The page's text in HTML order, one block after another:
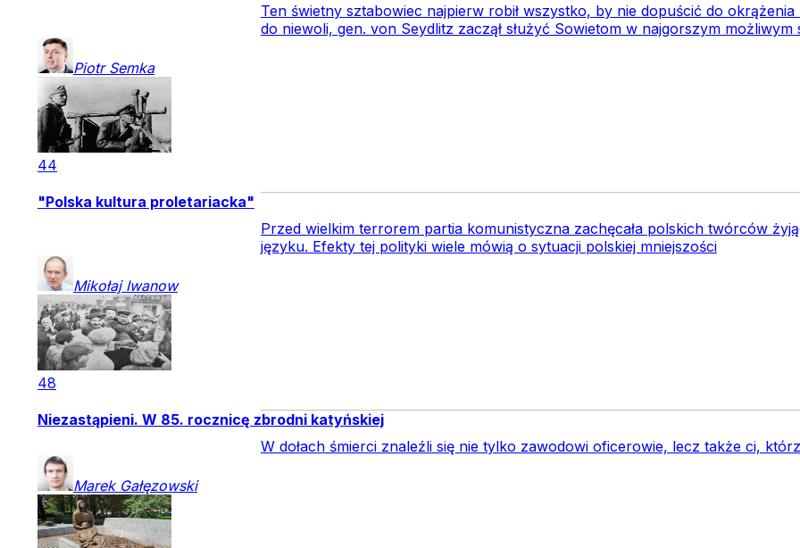
Ten świetny sztabowiec najpierw robił wszystko, by nie dopuścić do
do niewoli, gen. von Seydlitz zaczął służyć Sowietom w najgorszym możliwym
Piotr Semka
44
"Polska kultura proletariacka"
Przed wielkim terrorem partia komunistyczna zachęcała polskich twórców
języku. Efekty tej polityki wiele mówią o sytuacji polskiej mniejszości
Mikołaj Iwanow
48
Niezastąpieni. W 85. rocznicę zbrodni katyńskiej
W dołach śmierci znaleźli się nie tylko zawodowi oficerowie, lecz także ci,
Marek Gałęzowski